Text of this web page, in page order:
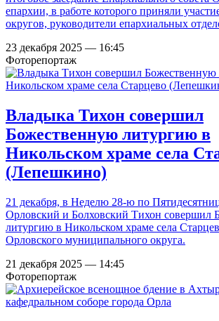
епархии, в работе которого приняли
округов, руководители епархиальных
23 декабря 2025 — 16:45
Фоторепортаж
Владыка Тихон совершил
Божественную литургию в
Никольском храме села
(Лепешкино)
21 декабря, в Неделю 28-ю по
Орловский и Болховский Тихон совершил
литургию в Никольском храме села
Орловского муниципального округа.
21 декабря 2025 — 14:45
Фоторепортаж